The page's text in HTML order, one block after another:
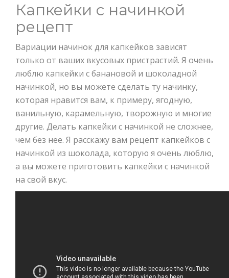
Капкейки с начинкой
рецепт
Вариации начинок для капкейков зависят
только от ваших вкусовых пристрастий. Я очень
люблю капкейки с банановой и шоколадной
начинкой, но вы можете сделать ту начинку,
которая нравится вам, к примеру, ягодную,
ванильную, карамельную, творожную и многие
другие. Делать капкейки с начинкой не сложнее,
чем без нее. Я расскажу вам рецепт капкейков с
начинкой из шоколада, которую я очень люблю,
а вы можете приготовить капкейки с начинкой
на свой вкус.